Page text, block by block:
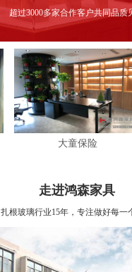
超过3000多家合作客户共同品质
大童保险
大童保险
走进鸿森家具
扎根玻璃行业15年，专注做好每一